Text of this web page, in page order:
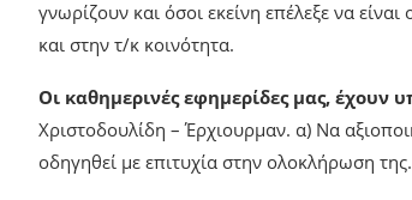
γνωρίζουν και όσοι εκείνη επέλεξε να
και στην τ/κ κοινότητα.
Οι καθημερινές εφημερίδες μας, έχουν
Χριστοδουλίδη – Έρχιουρμαν. α) Να
οδηγηθεί με επιτυχία στην ολοκλήρωση της.